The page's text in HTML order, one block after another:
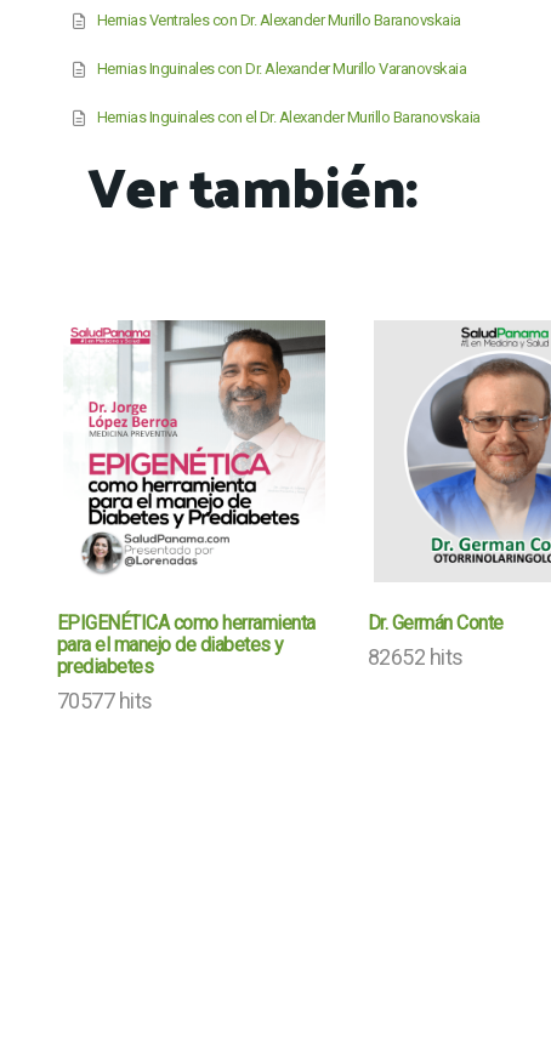
Hernias Ventrales con Dr. Alexander Murillo Baranovskaia
Hernias Inguinales con Dr. Alexander Murillo Varanovskaia
Hernias Inguinales con el Dr. Alexander Murillo Baranovskaia
Ver también:
EPIGENÉTICA como herramienta
para el manejo de diabetes y
prediabetes
70577 hits
Dr. Germán Conte
82652 hits